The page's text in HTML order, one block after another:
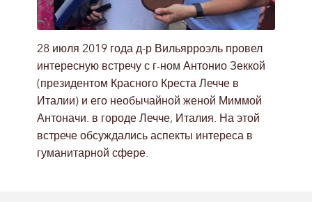
28 июля 2019 года д-р Вильярроэль провел
интересную встречу с г-ном Антонио Зеккой
(президентом Красного Креста Лечче в
Италии) и его необычайной женой Миммой
Антоначи. в городе Лечче, Италия. На этой
встрече обсуждались аспекты интереса в
гуманитарной сфере.